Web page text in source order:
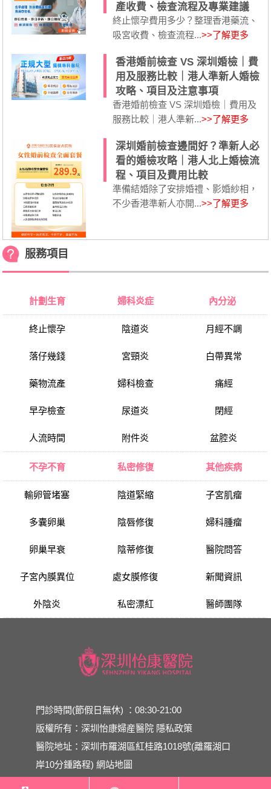
產收費、檢查流程及專業建議
終止懷孕費用多少？整理香港藥流、
吸宮收費、檢查流程...>>了解更多
香港婚前檢查 VS 深圳婚檢｜費
用及服務比較｜港人準新人婚檢
攻略、項目及注意事項
香港婚前檢查 VS 深圳婚檢｜費用及
服務比較｜港人準新...>>了解更多
深圳婚前檢查邊間好？準新人必
看的婚檢攻略｜港人北上婚檢流
程、項目及費用比較
準備結婚除了安排婚禮、影婚紗相，
不少香港準新人亦開...>>了解更多
服務項目
計劃生育
終止懷孕
落仔幾錢
藥物流產
早孕檢查
人流時間
婦科炎症
陰道炎
宮頸炎
婦科檢查
尿道炎
附件炎
內分泌
月經不調
白帶異常
痛經
閉經
盆腔炎
不孕不育
輸卵管堵塞
多囊卵巢
卵巢早衰
子宮內膜異位
外陰炎
私密修復
陰道緊縮
陰唇修復
陰蒂修復
處女膜修復
私密漂紅
其他疾病
子宮肌瘤
婦科腫瘤
醫院問答
新聞資訊
醫師團隊
門診時間(節假日無休) ：08:30-21:00
版權所有：深圳怡康婦産醫院 隱私政策
醫院地址：深圳市羅湖區紅桂路1018號(離羅湖口
岸10分鍾路程)網站地圖